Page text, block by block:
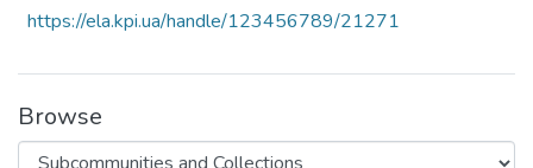
https://ela.kpi.ua/handle/123456789/21271
Browse